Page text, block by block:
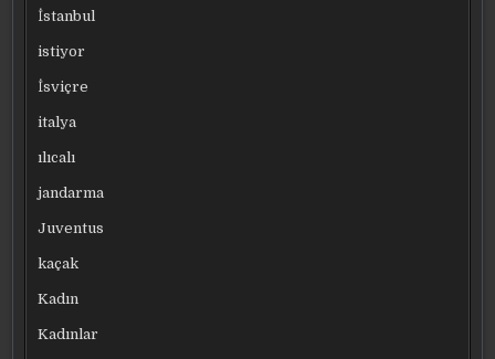
İstanbul
istiyor
İsviçre
italya
ılıcalı
jandarma
Juventus
kaçak
Kadın
Kadınlar